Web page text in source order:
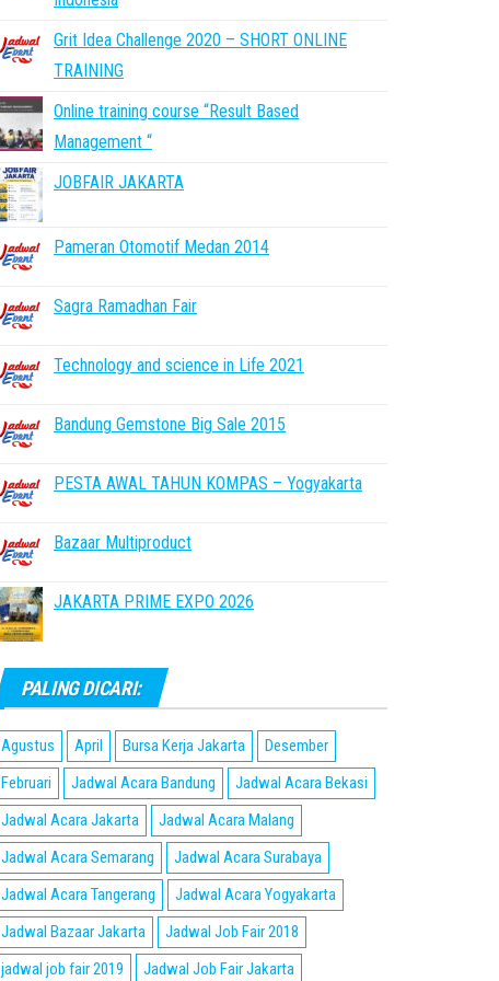
Grit Idea Challenge 2020 – SHORT ONLINE
TRAINING
Online training course “Result Based
Management “
JOBFAIR JAKARTA
Pameran Otomotif Medan 2014
Sagra Ramadhan Fair
Technology and science in Life 2021
Bandung Gemstone Big Sale 2015
PESTA AWAL TAHUN KOMPAS – Yogyakarta
Bazaar Multiproduct
JAKARTA PRIME EXPO 2026
PALING DICARI:
Agustus April Bursa Kerja Jakarta
Desember
Februari
Jadwal Acara Bandung
Jadwal Acara Bekasi
Jadwal Acara Jakarta
Jadwal Acara Malang
Jadwal Acara Semarang
Jadwal Acara Surabaya
Jadwal Acara Tangerang
Jadwal Acara Yogyakarta
Jadwal Bazaar Jakarta
Jadwal Job Fair 2018
jadwal job fair 2019
Jadwal Job Fair Jakarta